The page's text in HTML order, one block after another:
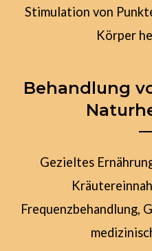
Stimulation von
Körper
Behandlung
Gezieltes
Frequenzbehandlung,